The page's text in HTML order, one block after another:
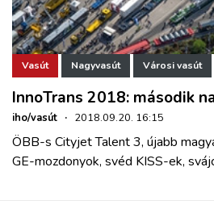
Vasút Nagyvasút Városi vasút
InnoTrans 2018: második
iho/vasút · 2018.09.20. 16:15
ÖBB-s Cityjet Talent 3, újabb
GE-mozdonyok, svéd KISS-ek,